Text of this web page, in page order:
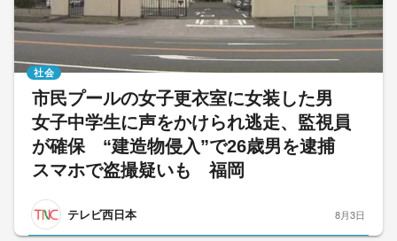
市民プールの女子更衣室に女装した男
女子中学生に声をかけられ逃走、監視員
が確保 “建造物侵入”で26歳男を逮捕
スマホで盗撮疑いも 福岡
テレビ西日本
社会
8月3日